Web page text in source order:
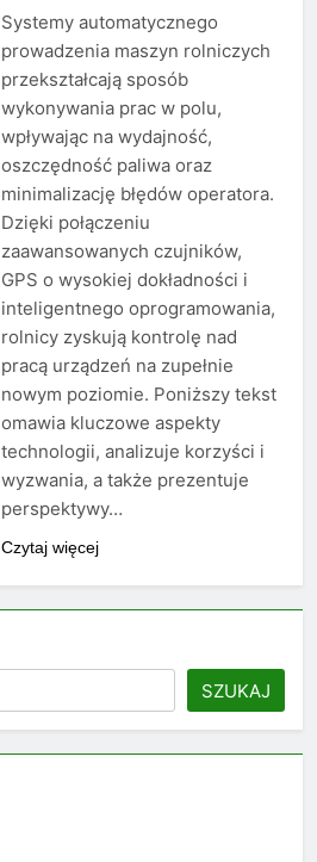
Systemy automatycznego
prowadzenia maszyn rolniczych
przekształcają sposób
wykonywania prac w polu,
wpływając na wydajność,
oszczędność paliwa oraz
minimalizację błędów operatora.
Dzięki połączeniu
zaawansowanych czujników,
GPS o wysokiej dokładności i
inteligentnego oprogramowania,
rolnicy zyskują kontrolę nad
pracą urządzeń na zupełnie
nowym poziomie. Poniższy tekst
omawia kluczowe aspekty
technologii, analizuje korzyści i
wyzwania, a także prezentuje
perspektywy…
Czytaj więcej
SZUKAJ